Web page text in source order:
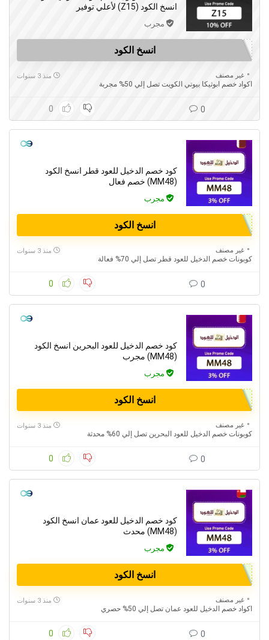
انسخ الكود (Z15) لأعلي توفير
مجرب
انسخ الكود
غير مصنف
اكواد خصم ابوثيكا بيوتي الكويت تصل إلي 50% مجربة
منذ 3 سنوات
0 0
كود خصم الدخيل للعود قطر انسخ الكود
(MM48) خصم فعال
مجرب
انسخ الكود
غير مصنف
كوبونات خصم الدخيل للعود قطر تصل إلي 70% فعالة
منذ 3 سنوات
0 0
كود خصم الدخيل للعود البحرين انسخ الكود
(MM48) مجرب
مجرب
انسخ الكود
غير مصنف
كوبونات خصم الدخيل للعود البحرين تصل إلي 60% محدثة
منذ 3 سنوات
0 0
كود خصم الدخيل للعود عمان انسخ الكود
(MM48) محدث
مجرب
انسخ الكود
غير مصنف
اكواد خصم الدخيل للعود عمان تصل إلي 50% حصري
منذ 3 سنوات
0 0